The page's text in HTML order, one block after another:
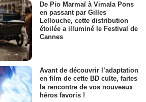
De Pio Marmaï à Vimala Pons
en passant par Gilles
Lellouche, cette distribution
étoilée a illuminé le Festival de
Cannes
Avant de découvrir l’adaptation
en film de cette BD culte, faites
la rencontre de vos nouveaux
héros favoris !